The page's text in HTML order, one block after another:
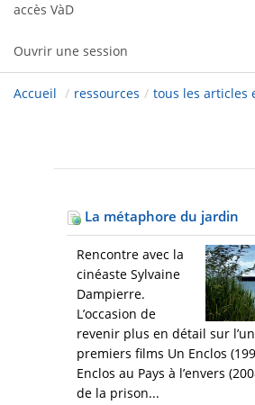
accès VàD
Ouvrir une session
Accueil / ressources / tous les articles
La métaphore du jardin
Rencontre avec la
cinéaste Sylvaine
Dampierre.
L’occasion de
revenir plus en détail sur
premiers films Un Enclos
Enclos au Pays à l’envers
de la prison...